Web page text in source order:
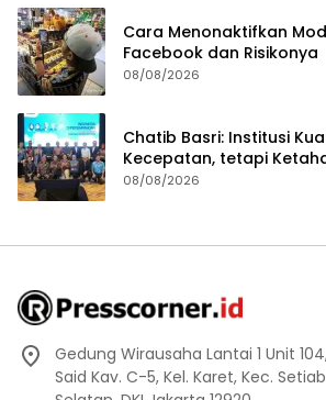
Cara Menonaktifkan
Facebook dan Risikonya
08/08/2026
Chatib Basri: Institusi
Kecepatan, tetapi
08/08/2026
Gedung Wirausaha Lantai 1 Unit
Said Kav. C-5, Kel. Karet, Kec.